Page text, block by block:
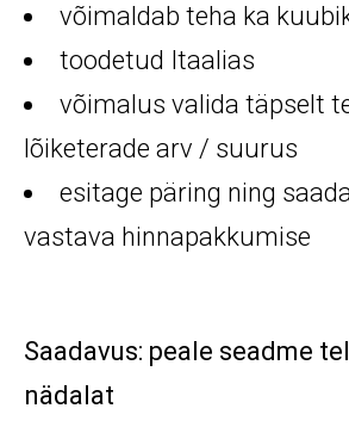
võimaldab teha ka
toodetud Itaalias
võimalus valida täpselt
lõiketerade arv / suurus
esitage päring ning
vastava hinnapakkumise
Saadavus: peale seadme
nädalat